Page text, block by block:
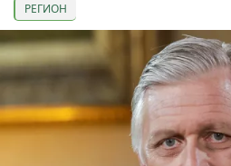
РЕГИОН